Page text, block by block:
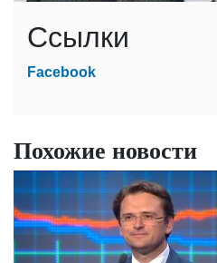
Ссылки
Facebook
Похожие новости